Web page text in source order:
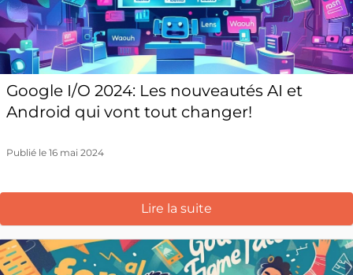
Google I/O 2024: Les nouveautés AI et
Android qui vont tout changer!
Publié le 16 mai 2024
Lire la suite